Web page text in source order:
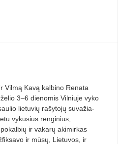
Vilmą Kavą kalbino Renata
3–6 dienomis Vilniuje vyko
lietuvių rašytojų suvažia­
vykusius renginius,
ir vakarų akimirkas
ir mūsų, Lietuvos, ir